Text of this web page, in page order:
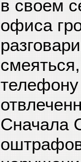
в своем
офиса
Сначала